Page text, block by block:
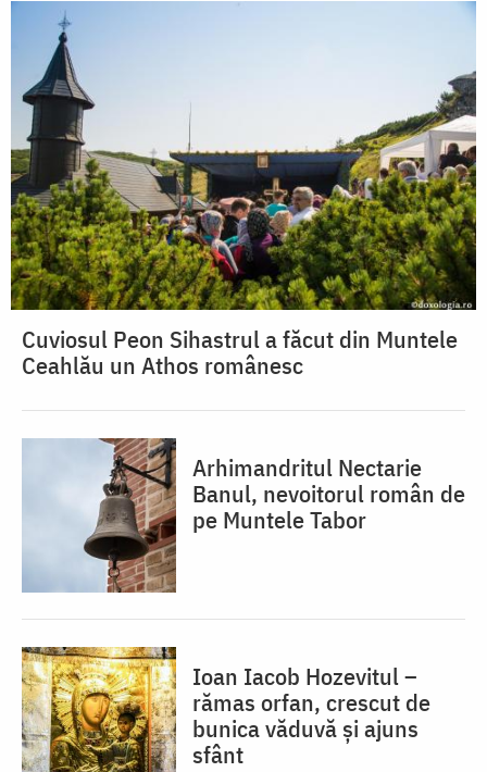
Cuviosul Peon Sihastrul a făcut din Muntele
Ceahlău un Athos românesc
Arhimandritul Nectarie
Banul, nevoitorul român de
pe Muntele Tabor
Ioan Iacob Hozevitul –
rămas orfan, crescut de
bunica văduvă și ajuns
sfânt